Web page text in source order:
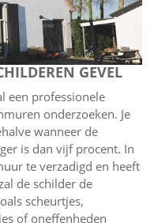
GEVEL
een professionele
onderzoeken. Je
wanneer de
is dan vijf procent. In
te verzadigd en heeft
de schilder de
scheurtjes,
of oneffenheden